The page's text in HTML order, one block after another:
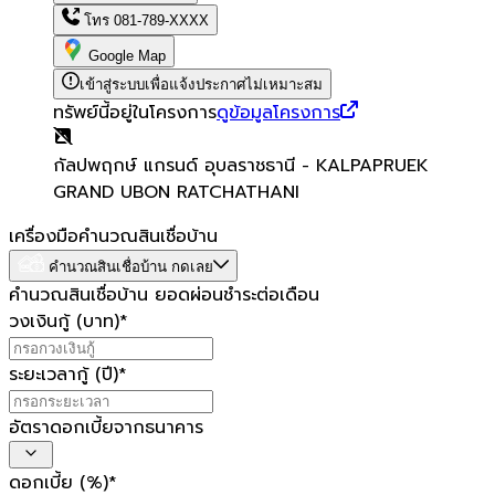
โทร 081-789-XXXX
Google Map
เข้าสู่ระบบเพื่อแจ้งประกาศไม่เหมาะสม
ทรัพย์นี้อยู่ในโครงการดูข้อมูลโครงการ
กัลปพฤกษ์ แกรนด์ อุบลราชธานี - KALPAPRUEK
GRAND UBON RATCHATHANI
เครื่องมือคำนวณสินเชื่อบ้าน
คำนวณสินเชื่อบ้าน กดเลย
คำนวณสินเชื่อบ้าน ยอดผ่อนชำระต่อเดือน
วงเงินกู้ (บาท)*
ระยะเวลากู้ (ปี)*
อัตราดอกเบี้ยจากธนาคาร
ดอกเบี้ย (%)*